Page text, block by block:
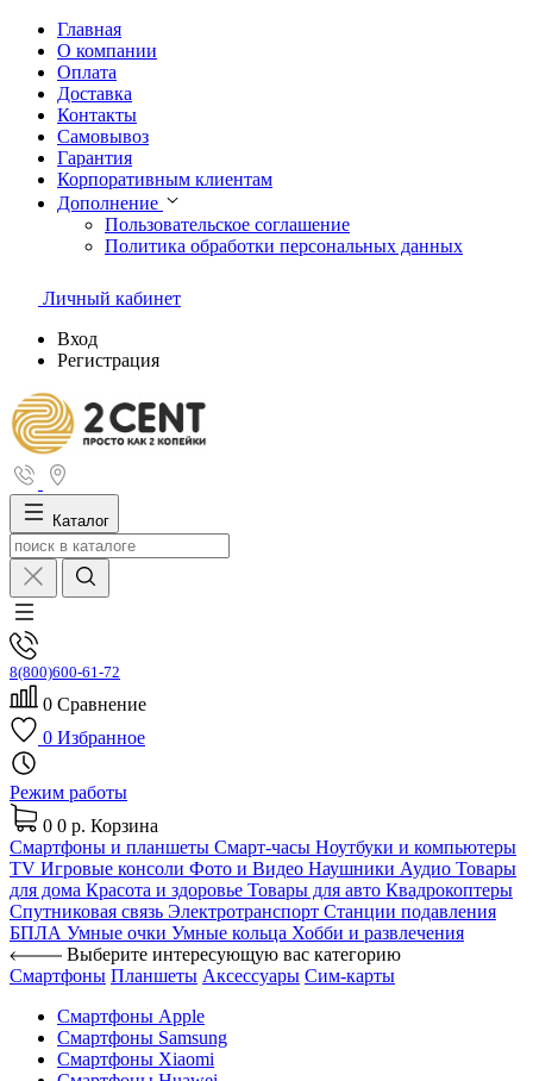
Главная
О компании
Оплата
Доставка
Контакты
Самовывоз
Гарантия
Корпоративным клиентам
Дополнение
Пользовательское соглашение
Политика обработки персональных данных
Личный кабинет
Вход
Регистрация
Каталог
8(800)600-61-72
0 Сравнение
0 Избранное
Режим работы
0 0 р. Корзина
Смартфоны и планшеты Смарт-часы Ноутбуки и компьютеры
TV Игровые консоли Фото и Видео Наушники Аудио Товары
для дома Красота и здоровье Товары для авто Квадрокоптеры
Спутниковая связь Электротранспорт Станции подавления
БПЛА Умные очки Умные кольца Хобби и развлечения
Выберите интересующую вас категорию
Смартфоны Планшеты Аксессуары Сим-карты
Смартфоны Apple
Смартфоны Samsung
Смартфоны Xiaomi